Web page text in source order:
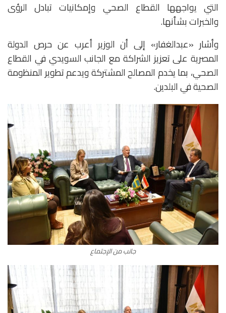
التي يواجهها القطاع الصحي وإمكانيات تبادل الرؤى
والخبرات بشأنها.
وأشار «عبدالغفار» إلى أن الوزير أعرب عن حرص الدولة
المصرية على تعزيز الشراكة مع الجانب السويدي في القطاع
الصحي، بما يخدم المصالح المشتركة ويدعم تطوير المنظومة
الصحية في البلدين.
جانب من الإجتماع